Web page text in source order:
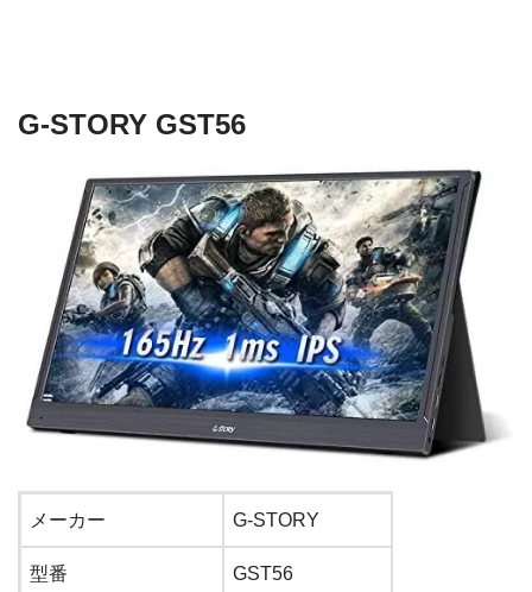
G-STORY GST56
メーカー G-STORY
型番 GST56